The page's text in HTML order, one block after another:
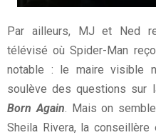
Par ailleurs, MJ et Ned
télévisé où Spider-Man
notable : le maire visible
soulève des questions sur
Born Again. Mais on
Sheila Rivera, la